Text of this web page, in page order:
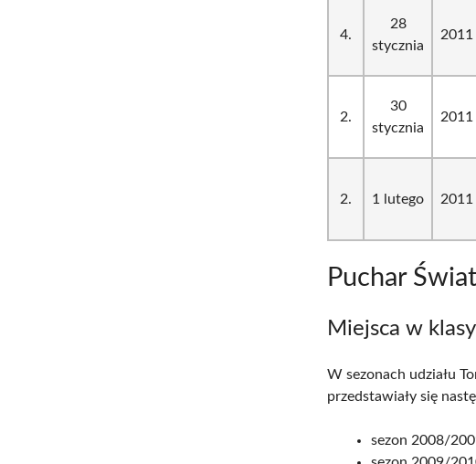
4.
28
stycznia
2011
2.
30
stycznia
2011
2. 1 lutego 2011
Puchar
Miejsca w
W sezonach udziału
przedstawiały się
sezon 2008/